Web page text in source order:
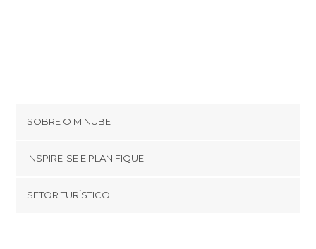
SOBRE O MINUBE
Términos e Condições
INSPIRE-SE E PLANIFIQUE
footer@item_discovertips_anchor
SETOR TURÍSTICO